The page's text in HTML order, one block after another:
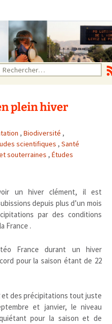
:
plein hiver
, Biodiversité ,
scientifiques , Santé
souterraines , Études
un hiver clément, il est
depuis plus d’un mois
par des conditions
France .
France durant un hiver
pour la saison étant de 22
et des précipitations tout juste
et janvier, le niveau
pour la saison et de